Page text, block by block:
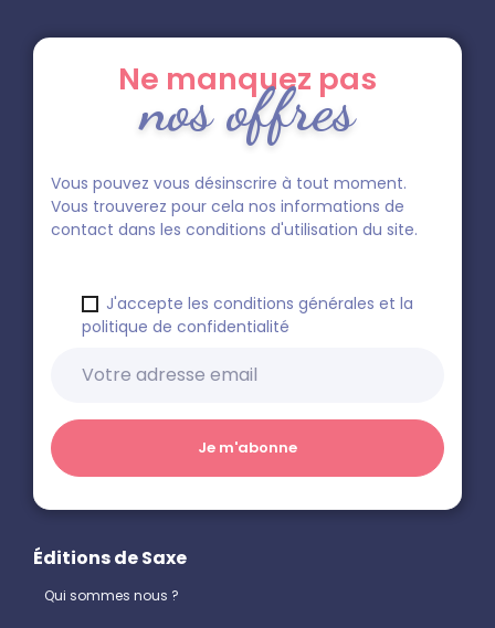
Ne manquez pas
nos offres
Vous pouvez vous désinscrire à tout moment.
Vous trouverez pour cela nos informations de
contact dans les conditions d'utilisation du site.
J'accepte les conditions générales et la
politique de confidentialité
Éditions de Saxe
Qui sommes nous ?